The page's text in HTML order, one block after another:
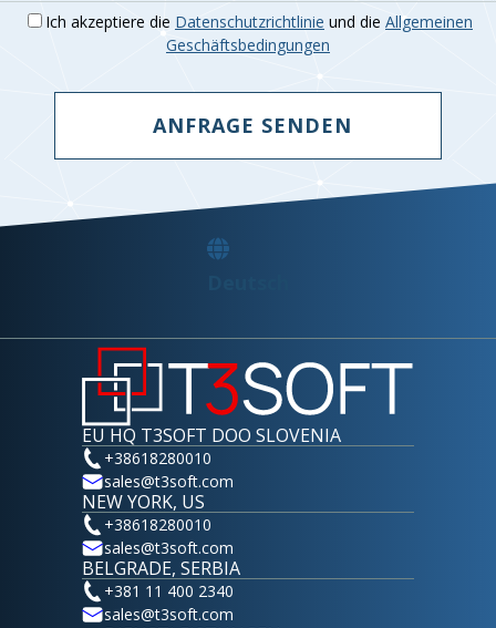
Ich akzeptiere die Datenschutzrichtlinie und die Allgemeinen
Geschäftsbedingungen
ANFRAGE SENDEN
EU HQ T3SOFT DOO SLOVENIA
+38618280010
sales@t3soft.com
NEW YORK, US
+38618280010
sales@t3soft.com
BELGRADE, SERBIA
+381 11 400 2340
sales@t3soft.com